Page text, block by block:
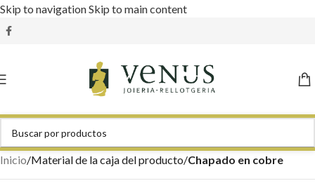
Skip to navigationSkip to main content
Inicio/Material de la caja del producto/Chapado en cobre